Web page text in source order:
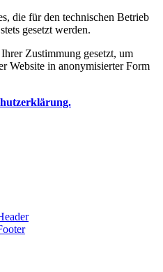
die für den technischen Betrieb
gesetzt werden.
Zustimmung gesetzt, um
Website in anonymisierter Form